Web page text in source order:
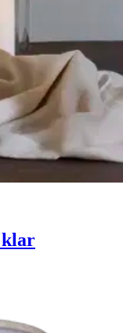
klar